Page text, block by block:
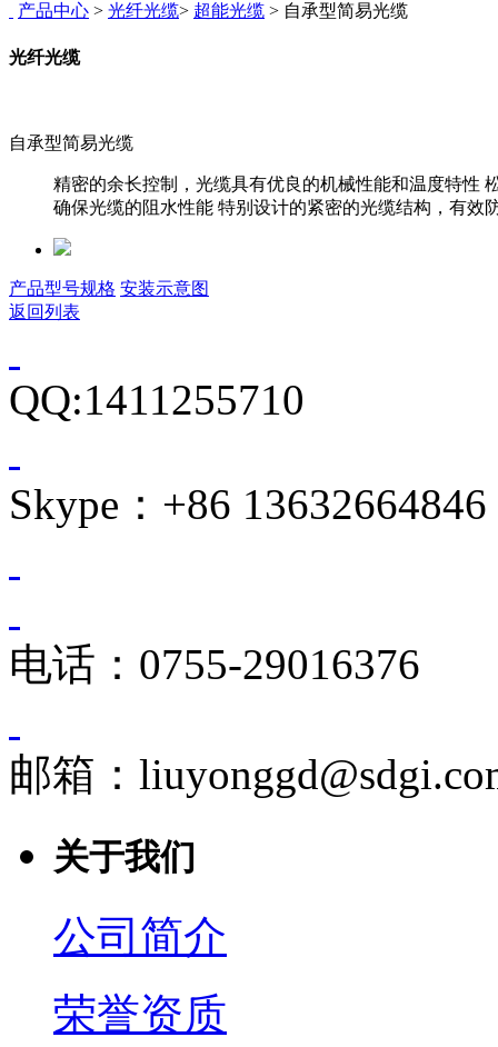
产品中心 > 光纤光缆> 超能光缆 > 自承型简易光缆
光纤光缆
自承型简易光缆
精密的余长控制，光缆具有优良的机械性能和温度特性
确保光缆的阻水性能 特别设计的紧密的光缆结构，有效
产品型号规格 安装示意图
返回列表
QQ:1411255710
Skype：+86 13632664846
电话：0755-29016376
邮箱：
关于我们
公司简介
荣誉资质